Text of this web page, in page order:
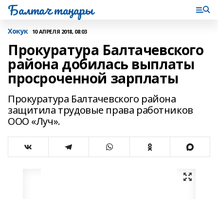
Балтач таңнары
Хокук 10 АПРЕЛЯ 2018, 08:03
Прокуратура Балтачевского
района добилась выплаты
просроченной зарплаты
Прокуратура Балтачевского района
защитила трудовые права работников
ООО «Луч».